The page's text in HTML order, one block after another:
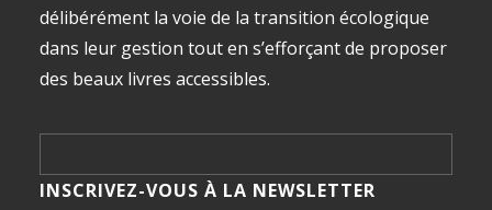
délibérément la voie de la transition écologique
dans leur gestion tout en s’efforçant de proposer
des beaux livres accessibles.
INSCRIVEZ-VOUS À LA NEWSLETTER